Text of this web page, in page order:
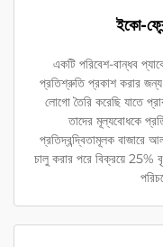
ইকো-
একটি পরিবেশ-বান্ধব
প্রতিশ্রুতি প্রকাশ করার
লোগো তৈরি করেছি যাতে
তাদের মূল্যবোধকে
প্রতিদ্বন্দ্বিতামূলক বাজারে
চালু করার পরে বিক্রয়ে 25%